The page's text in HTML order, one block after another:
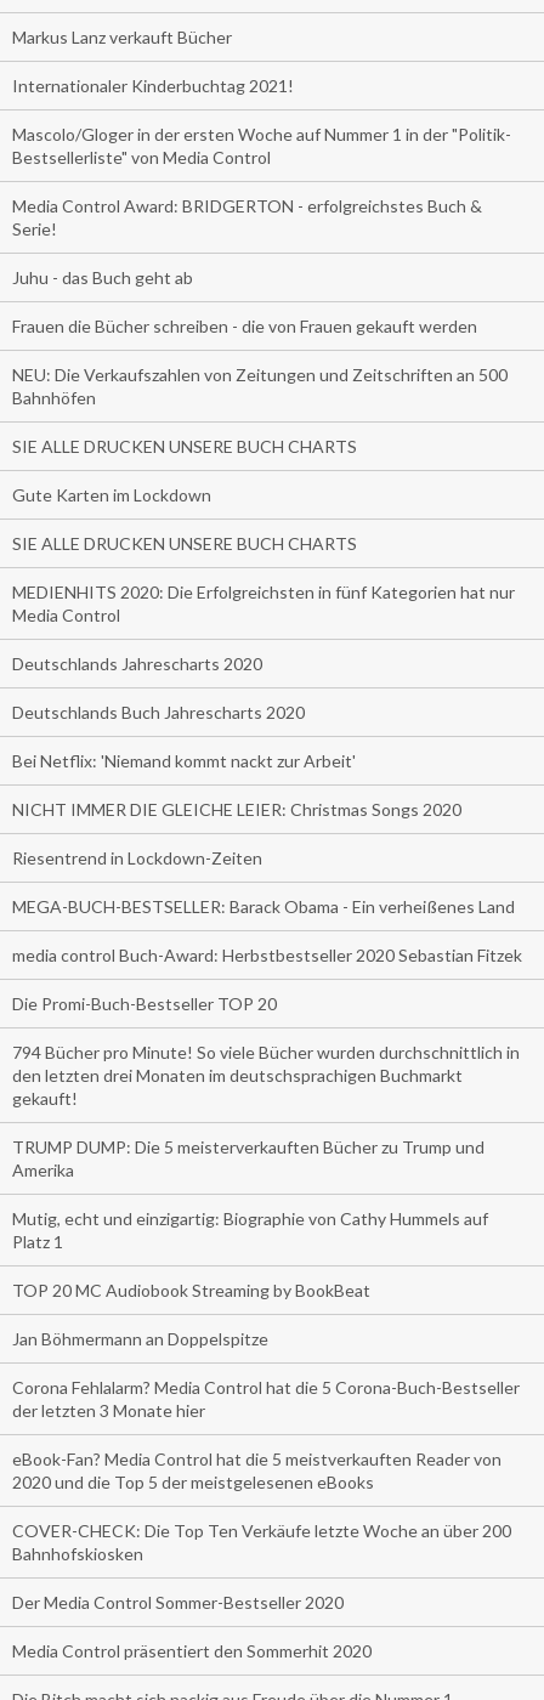
Markus Lanz verkauft Bücher
Internationaler Kinderbuchtag 2021!
Mascolo/Gloger in der ersten Woche auf Nummer 1 in der "Politik-
Bestsellerliste" von Media Control
Media Control Award: BRIDGERTON - erfolgreichstes Buch &
Serie!
Juhu - das Buch geht ab
Frauen die Bücher schreiben - die von Frauen gekauft werden
NEU: Die Verkaufszahlen von Zeitungen und Zeitschriften an 500
Bahnhöfen
SIE ALLE DRUCKEN UNSERE BUCH CHARTS
Gute Karten im Lockdown
SIE ALLE DRUCKEN UNSERE BUCH CHARTS
MEDIENHITS 2020: Die Erfolgreichsten in fünf Kategorien hat nur
Media Control
Deutschlands Jahrescharts 2020
Deutschlands Buch Jahrescharts 2020
Bei Netflix: 'Niemand kommt nackt zur Arbeit'
NICHT IMMER DIE GLEICHE LEIER: Christmas Songs 2020
Riesentrend in Lockdown-Zeiten
MEGA-BUCH-BESTSELLER: Barack Obama - Ein verheißenes Land
media control Buch-Award: Herbstbestseller 2020 Sebastian Fitzek
Die Promi-Buch-Bestseller TOP 20
794 Bücher pro Minute! So viele Bücher wurden durchschnittlich in
den letzten drei Monaten im deutschsprachigen Buchmarkt
gekauft!
TRUMP DUMP: Die 5 meisterverkauften Bücher zu Trump und
Amerika
Mutig, echt und einzigartig: Biographie von Cathy Hummels auf
Platz 1
TOP 20 MC Audiobook Streaming by BookBeat
Jan Böhmermann an Doppelspitze
Corona Fehlalarm? Media Control hat die 5 Corona-Buch-Bestseller
der letzten 3 Monate hier
eBook-Fan? Media Control hat die 5 meistverkauften Reader von
2020 und die Top 5 der meistgelesenen eBooks
COVER-CHECK: Die Top Ten Verkäufe letzte Woche an über 200
Bahnhofskiosken
Der Media Control Sommer-Bestseller 2020
Media Control präsentiert den Sommerhit 2020